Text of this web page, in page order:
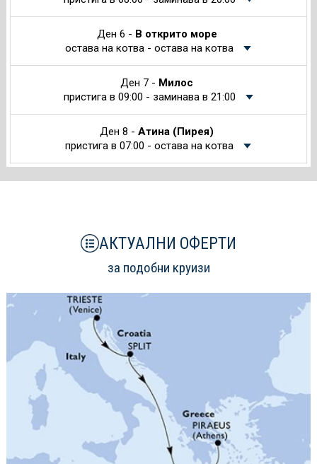
Ден 6 - В открито море
остава на котва - остава на котва
Ден 7 - Милос
пристига в 09:00 - заминава в 21:00
Ден 8 -Атина (Пирея)
пристига в 07:00 - остава на котва
АКТУАЛНИ ОФЕРТИ
за подобни круизи